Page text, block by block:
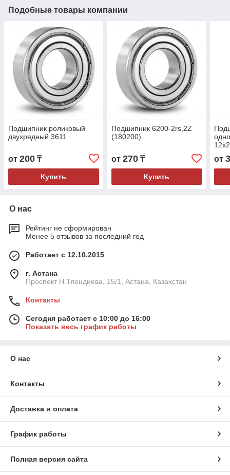
Подобные товары компании
Подшипник роликовый
двухрядный 3611
от 200 ₸
Купить
Подшипник 6200-2rs,2Z
(180200)
от 270₸
Купить
от
О нас
Рейтинг не сформирован
Менее 5 отзывов за последний год
Работает с 12.10.2015
г. Астана
Проспект Н.Тлендиева, 15/1, Астана, Казахстан
Контакты
Сегодня работает с 10:00 до 16:00
Показать весь график работы
О нас
Контакты
Доставка и оплата
График работы
Полная версия сайта